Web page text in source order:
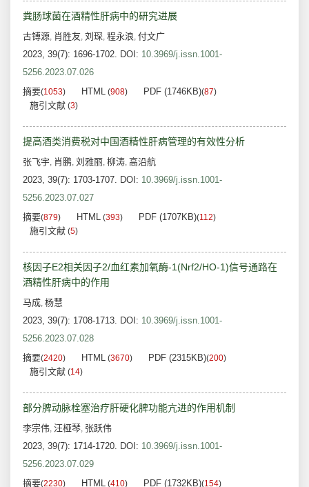
粪肠球菌在酒精性肝病中的研究进展
古镈源, 肖胜友, 刘琛, 程永浪, 付文广
2023, 39(7): 1696-1702. DOI: 10.3969/j.issn.1001-
5256.2023.07.026
摘要(1053) HTML (908) PDF (1746KB)(87)
施引文献 (3)
提高酒类消费税对中国酒精性肝病管理的有效性分析
张飞宇, 肖鹏, 刘雅丽, 柳涛, 高沿航
2023, 39(7): 1703-1707. DOI: 10.3969/j.issn.1001-
5256.2023.07.027
摘要(879) HTML (393) PDF (1707KB)(112)
施引文献 (5)
核因子E2相关因子2/血红素加氧酶-1(Nrf2/HO-1)信号通路在
酒精性肝病中的作用
马成, 杨慧
2023, 39(7): 1708-1713. DOI: 10.3969/j.issn.1001-
5256.2023.07.028
摘要(2420) HTML (3670) PDF (2315KB)(200)
施引文献 (14)
部分脾动脉栓塞治疗肝硬化脾功能亢进的作用机制
李宗伟, 汪桠琴, 张跃伟
2023, 39(7): 1714-1720. DOI: 10.3969/j.issn.1001-
5256.2023.07.029
摘要(2230) HTML (410) PDF (1732KB)(154)